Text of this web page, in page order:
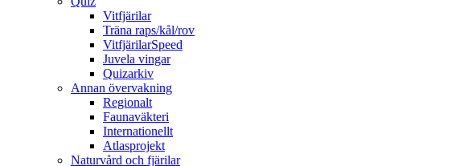
Vitfjärilar
Träna raps/kål/rov
VitfjärilarSpeed
Juvela vingar
Quizarkiv
Annan övervakning
Regionalt
Faunaväkteri
Internationellt
Atlasprojekt
Naturvård och fjärilar